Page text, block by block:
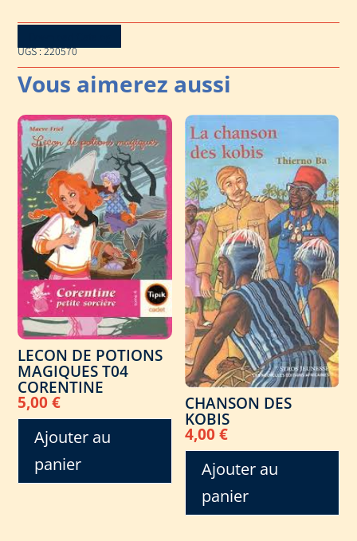
UGS :220570
LECON DE POTIONS
MAGIQUES T04
CORENTINE
5,00€
Ajouter au
panier
CHANSON DES
KOBIS
4,00€
Ajouter au
panier